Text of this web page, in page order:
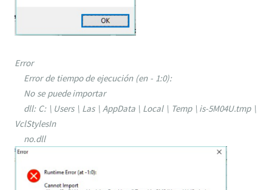
Error
Error de tiempo de ejecución (en - 1:0):
No se puede importar
dll: C: \ Users \ Las \ AppData \ Local \ Temp \ is-5M04U.tmp \
VclStylesIn
no.dll